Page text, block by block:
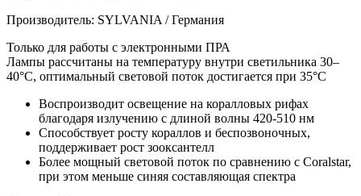
Производитель: SYLVANIA / Германия
Только для работы с электронными ПРА
Лампы рассчитаны на температуру внутри светильника 30–
40°С, оптимальный световой поток достигается при 35°С
Воспроизводит освещение на коралловых рифах
благодаря излучению с длиной волны 420-510 нм
Способствует росту кораллов и беспозвоночных,
поддерживает рост зооксантелл
Более мощный световой поток по сравнению с Coralstar,
при этом меньше синяя составляющая спектра